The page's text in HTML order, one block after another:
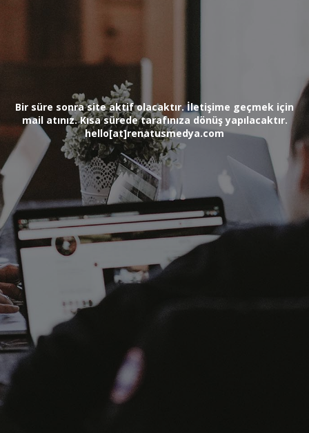
Bir süre sonra site aktif olacaktır. İletişime geçmek için
mail atınız. Kısa sürede tarafınıza dönüş yapılacaktır.
hello[at]renatusmedya.com